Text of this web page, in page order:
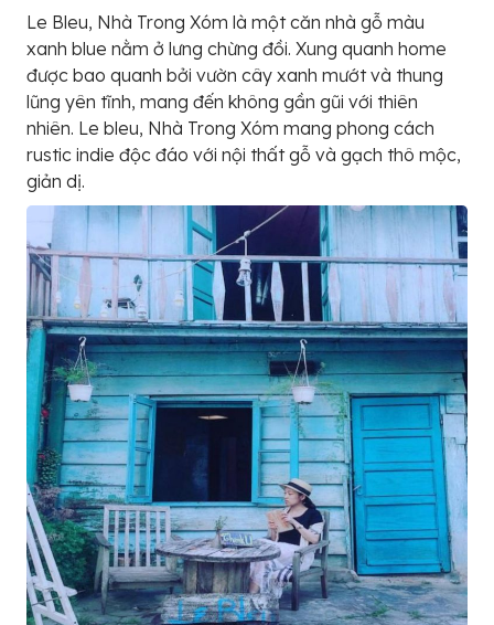
Le Bleu, Nhà Trong Xóm là một căn nhà gỗ màu
xanh blue nằm ở lưng chừng đồi. Xung quanh home
được bao quanh bởi vườn cây xanh mướt và thung
lũng yên tĩnh, mang đến không gần gũi với thiên
nhiên. Le bleu, Nhà Trong Xóm mang phong cách
rustic indie độc đáo với nội thất gỗ và gạch thô mộc,
giản dị.